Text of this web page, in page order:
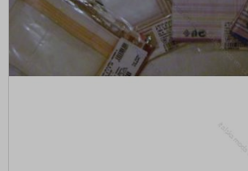
Ponožky-punčochové
Rukavice
Peněženky
Ponožky